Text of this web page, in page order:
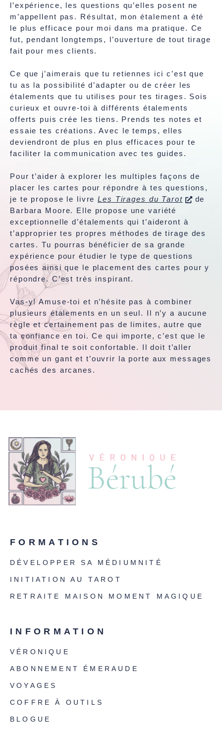
l’expérience, les questions qu’elles posent ne
m’appellent pas. Résultat, mon étalement a été
le plus efficace pour moi dans ma pratique. Ce
fut, pendant longtemps, l’ouverture de tout tirage
fait pour mes clients.
Ce que j’aimerais que tu retiennes ici c’est que
tu as la possibilité d’adapter ou de créer les
étalements que tu utilises pour tes tirages. Sois
curieux et ouvre-toi à différents étalements
offerts puis crée les tiens. Prends tes notes et
essaie tes créations. Avec le temps, elles
deviendront de plus en plus efficaces pour te
faciliter la communication avec tes guides.
Pour t’aider à explorer les multiples façons de
placer les cartes pour répondre à tes questions,
je te propose le livreLes Tirages du Tarot
de
Barbara Moore. Elle propose une variété
exceptionnelle d’étalements qui t’aideront à
t’approprier tes propres méthodes de tirage des
cartes. Tu pourras bénéficier de sa grande
expérience pour étudier le type de questions
posées ainsi que le placement des cartes pour y
répondre. C’est très inspirant.
Vas-y! Amuse-toi et n’hésite pas à combiner
plusieurs étalements en un seul. Il n’y a aucune
règle et certainement pas de limites, autre que
ta confiance en toi. Ce qui importe, c’est que le
produit final te soit confortable. Il doit t’aller
comme un gant et t’ouvrir la porte aux messages
cachés des arcanes.
FORMATIONS
DÉVELOPPER SA MÉDIUMNITÉ
INITIATION AU TAROT
RETRAITE MAISON MOMENT MAGIQUE
INFORMATION
VÉRONIQUE
ABONNEMENT ÉMERAUDE
VOYAGES
COFFRE À OUTILS
BLOGUE